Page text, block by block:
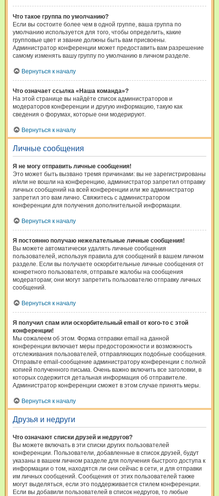
Что такое группа по умолчанию?
Если вы состоите более чем в одной группе, ваша группа по
умолчанию используется для того, чтобы определить, какие
групповые цвет и звание должны быть вам присвоены.
Администратор конференции может предоставить вам разрешение
самому изменять вашу группу по умолчанию в личном разделе.
Вернуться к началу
Что означает ссылка «Наша команда»?
На этой странице вы найдёте список администраторов и
модераторов конференции и другую информацию, такую как
сведения о форумах, которые они модерируют.
Вернуться к началу
Личные сообщения
Я не могу отправить личные сообщения!
Это может быть вызвано тремя причинами: вы не зарегистрированы
и/или не вошли на конференцию, администратор запретил отправку
личных сообщений на всей конференции или же администратор
запретил это вам лично. Свяжитесь с администратором
конференции для получения дополнительной информации.
Вернуться к началу
Я постоянно получаю нежелательные личные сообщения!
Вы можете автоматически удалять личные сообщения
пользователей, используя правила для сообщений в вашем личном
разделе. Если вы получаете оскорбительные личные сообщения от
конкретного пользователя, отправьте жалобы на сообщения
модераторам; они могут запретить пользователю отправку личных
сообщений.
Вернуться к началу
Я получил спам или оскорбительный email от кого-то с этой
конференции!
Мы сожалеем об этом. Форма отправки email на данной
конференции включает меры предосторожности и возможность
отслеживания пользователей, отправляющих подобные сообщения.
Отправьте email-сообщение администратору конференции с полной
копией полученного письма. Очень важно включить все заголовки, в
которых содержится детальная информация об отправителе.
Администратор конференции сможет в этом случае принять меры.
Вернуться к началу
Друзья и недруги
Что означают списки друзей и недругов?
Вы можете включать в эти списки других пользователей
конференции. Пользователи, добавленные в список друзей, будут
указаны в вашем личном разделе для получения быстрого доступа к
информации о том, находятся ли они сейчас в сети, и для отправки
им личных сообщений. Сообщения от этих пользователей также
могут выделяться, если это поддерживается стилем конференции.
Если вы добавили пользователей в список недругов, то любые